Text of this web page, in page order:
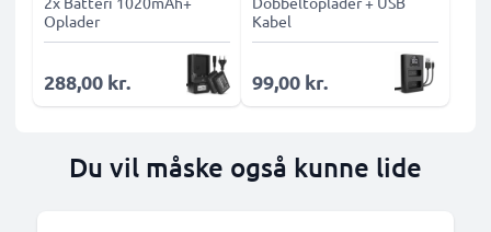
Oplader
288,00 kr.
Kabel
99,00 kr.
Du vil måske også kunne lide